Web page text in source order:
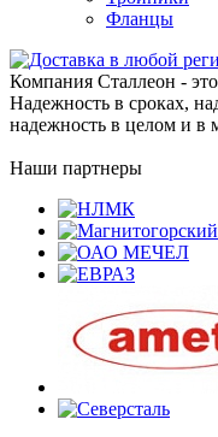
Фланцы
Компания Сталлеон -
Надежность в сроках,
надежность в целом и в
Наши партнеры